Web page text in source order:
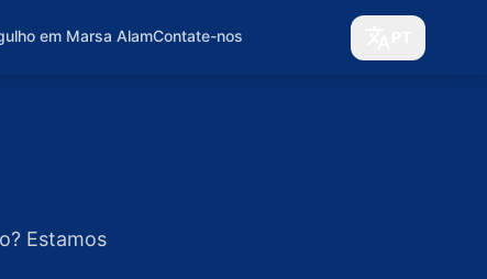
em Marsa AlamContate-nos
Estamos